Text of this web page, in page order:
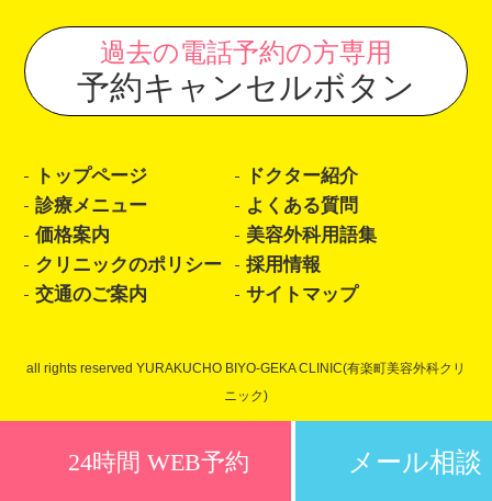
過去の電話予約の方専用
予約キャンセルボタン
トップページ
ドクター紹介
診療メニュー
よくある質問
価格案内
美容外科用語集
クリニックのポリシー
採用情報
交通のご案内
サイトマップ
all rights reserved YURAKUCHO BIYO-GEKA CLINIC(有楽町美容外科クリ
ニック)